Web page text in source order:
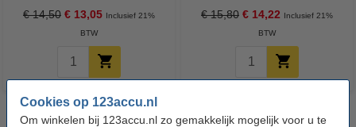
Cookies op 123accu.nl
Om winkelen bij 123accu.nl zo gemakkelijk mogelijk voor u te
€ 14,50 € 13,05 Inclusief 21%
BTW
€ 15,80 € 14,22 Inclusief 21%
BTW